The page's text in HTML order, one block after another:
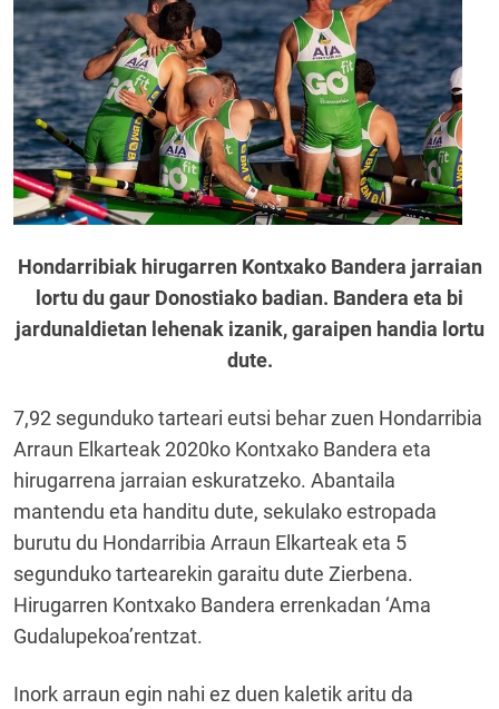
Hondarribiak hirugarren Kontxako Bandera jarraian
lortu du gaur Donostiako badian. Bandera eta bi
jardunaldietan lehenak izanik, garaipen handia lortu
dute.
7,92 segunduko tarteari eutsi behar zuen Hondarribia
Arraun Elkarteak 2020ko Kontxako Bandera eta
hirugarrena jarraian eskuratzeko. Abantaila
mantendu eta handitu dute, sekulako estropada
burutu du Hondarribia Arraun Elkarteak eta 5
segunduko tartearekin garaitu dute Zierbena.
Hirugarren Kontxako Bandera errenkadan ‘Ama
Gudalupekoa’rentzat.
Inork arraun egin nahi ez duen kaletik aritu da